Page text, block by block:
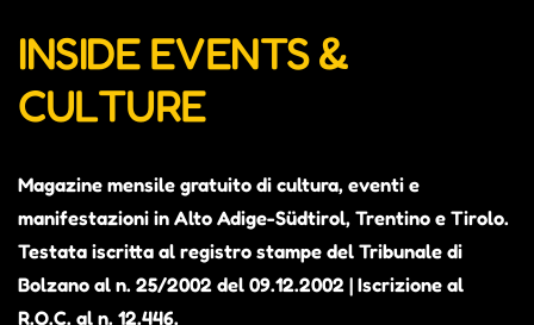
ALEX THE JUDGE, PRIMO
INSIDE EVENTS &
CULTURE
Magazine mensile gratuito di cultura, eventi e
manifestazioni in Alto Adige-Südtirol, Trentino e Tirolo.
Testata iscritta al registro stampe del Tribunale di
Bolzano al n. 25/2002 del 09.12.2002 | Iscrizione al
R.O.C. al n. 12.446.